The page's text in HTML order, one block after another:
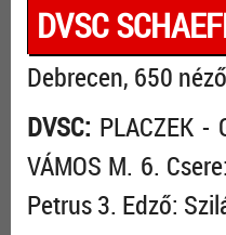
DVSC
Debrecen, 650
DVSC: PLACZEK
VÁMOS M. 6.
Petrus 3. Edző: